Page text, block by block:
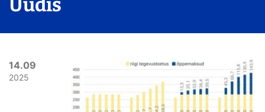
Uudis
14.09
2025